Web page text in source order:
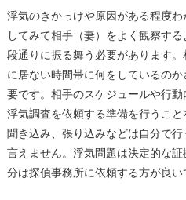
浮気のきかっけや原因がある程度
してみて相手（妻）をよく観察す
段通りに振る舞う必要があります
に居ない時間帯に何をしているの
要です。相手のスケジュールや行
浮気調査を依頼する準備を行うこ
聞き込み、張り込みなどは自分で
言えません。浮気問題は決定的な
分は探偵事務所に依頼する方が良い